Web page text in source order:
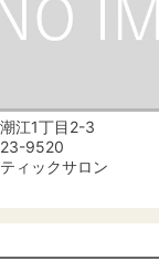
江1丁目2-3
9520
ィックサロン